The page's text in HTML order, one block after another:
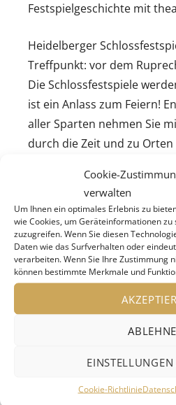
Cookie-
verwalten
Um Ihnen ein optimales Erlebnis zu
wie Cookies, um Geräteinformationen
zuzugreifen. Wenn Sie diesen
Daten wie das Surfverhalten oder
verarbeiten. Wenn Sie Ihre Zustimmung
können bestimmte Merkmale und
EINSTELLUNGEN
Cookie-Richtlinie
Festspielgeschichte mit
Heidelberger
Treffpunkt: vor dem
Die Schlossfestspiele
ist ein Anlass zum Feiern!
aller Sparten nehmen Sie
durch die Zeit und zu
Schlossvorstellungen nicht
Die Schlossführer*innen
dieser Tour die Geschichte
Schlossfestspiele näher,
verschiedenen
Musiktheater, Schauspiel
»The Student Prince«
Instrumentalklängen von
gibt es Texte vom
zu hören. Die Führung